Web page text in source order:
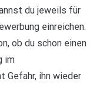
du jeweils für
einreichen.
ob du schon einen
im
Gefahr, ihn wieder